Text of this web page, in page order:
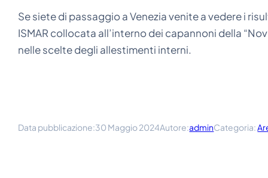
Se siete di passaggio a Venezia venite a vedere i
ISMAR collocata all’interno dei capannoni della
nelle scelte degli allestimenti interni.
Data pubblicazione:30 Maggio 2024Autore:adminCategoria: